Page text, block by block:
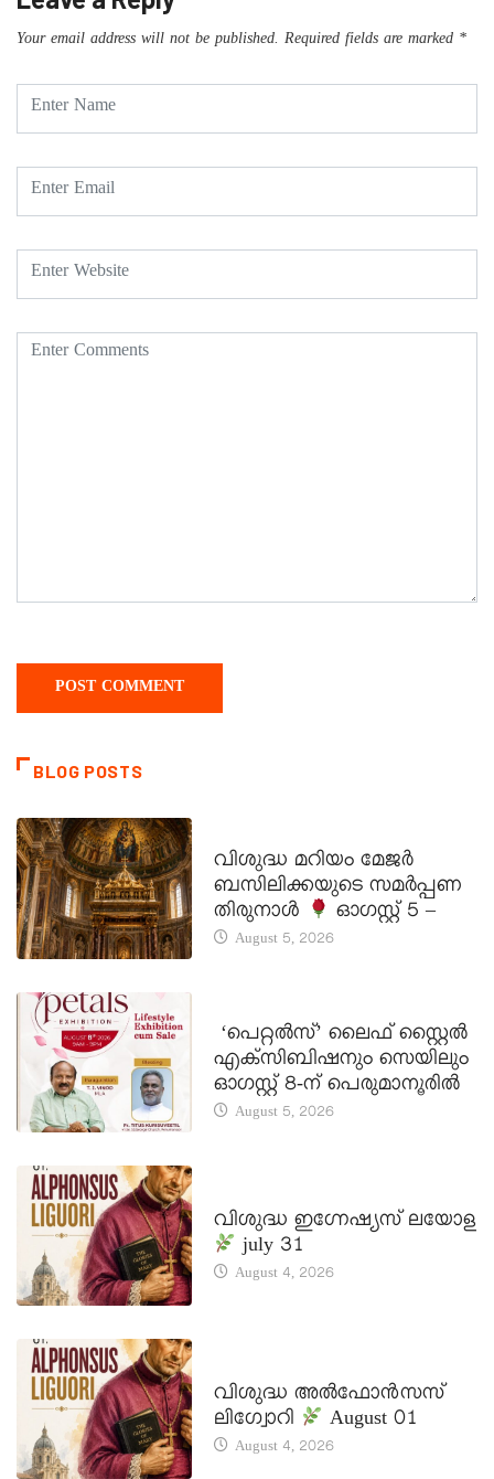
Your email address will not be published. Required fields are marked *
BLOG POSTS
വിശുദ്ധ മറിയം മേജർ
ബസിലിക്കയുടെ സമർപ്പണ
തിരുനാൾ
ഓഗസ്റ്റ് 5 –
August 5, 2026
‘പെറ്റൽസ്’ ലൈഫ് സ്റ്റൈൽ
എക്സിബിഷനും സെയിലും
ഓഗസ്റ്റ് 8-ന് പെരുമാനൂരിൽ
August 5, 2026
വിശുദ്ധ ഇഗ്നേഷ്യസ് ലയോള
july 31
August 4, 2026
വിശുദ്ധ അൽഫോൻസസ്
ലിഗ്വോറി
August 01
August 4, 2026